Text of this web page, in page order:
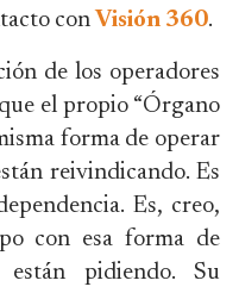
con Visión 360.
de los operadores
el propio “Órgano
forma de operar
reivindicando. Es
Es, creo,
con esa forma de
pidiendo. Su